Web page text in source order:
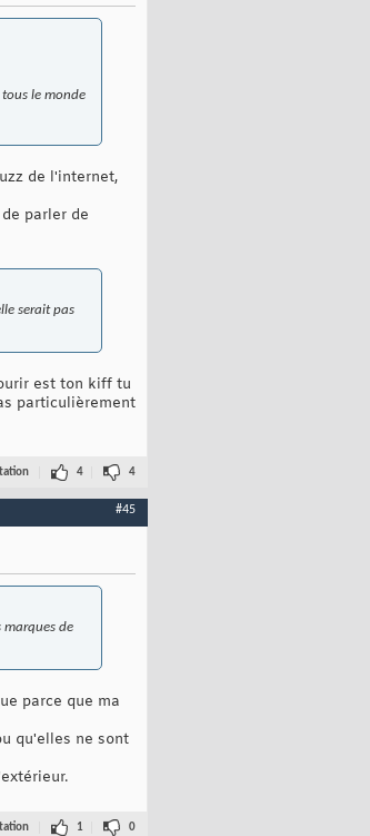
le monde
de l'internet,
parler de
serait pas
est ton kiff tu
particulièrement
4 4
#45
marques de
parce que ma
qu'elles ne sont
1 0